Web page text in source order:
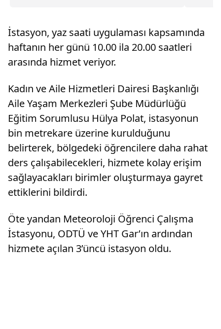
İstasyon, yaz saati uygulaması kapsamında
haftanın her günü 10.00 ila 20.00 saatleri
arasında hizmet veriyor.
Kadın ve Aile Hizmetleri Dairesi Başkanlığı
Aile Yaşam Merkezleri Şube Müdürlüğü
Eğitim Sorumlusu Hülya Polat, istasyonun
bin metrekare üzerine kurulduğunu
belirterek, bölgedeki öğrencilere daha rahat
ders çalışabilecekleri, hizmete kolay erişim
sağlayacakları birimler oluşturmaya gayret
ettiklerini bildirdi.
Öte yandan Meteoroloji Öğrenci Çalışma
İstasyonu, ODTÜ ve YHT Gar’ın ardından
hizmete açılan 3’üncü istasyon oldu.